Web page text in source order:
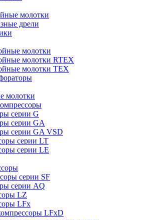
молотки
дрели
молотки
молотки RTEX
молотки TEX
молотки
серии G
cерии GA
cерии GA VSD
серии LT
серии LE
серии SF
серии AQ
LZ
LFx
LFxD